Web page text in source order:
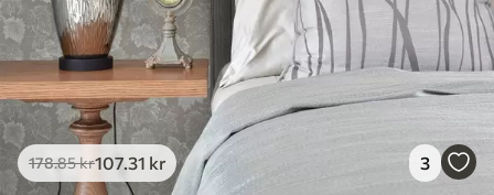
178.85kr107.31 kr 3